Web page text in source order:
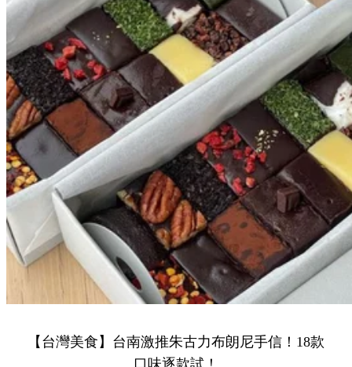
【台灣美食】台南激推朱古力布朗尼手信！18款
口味逐款試！